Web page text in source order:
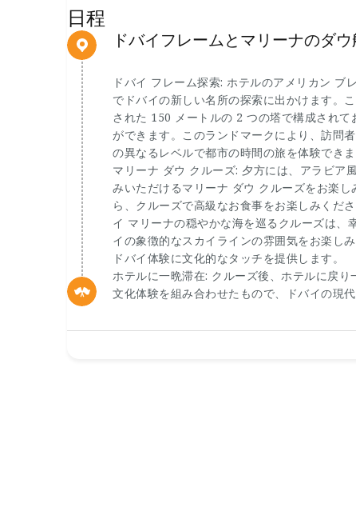
日程
ドバイフレームとマリーナのダ
ドバイ フレーム探索: ホテルのアメリカン
でドバイの新しい名所の探索に出かけます。
された 150 メートルの 2 つの塔で構成され
ができます。このランドマークにより、訪問
の異なるレベルで都市の時間の旅を体験できま
マリーナ ダウ クルーズ: 夕方には、アラビア
みいただけるマリーナ ダウ クルーズをお楽
ら、クルーズで高級なお食事をお楽しみくだ
イ マリーナの穏やかな海を巡るクルーズは、
イの象徴的なスカイラインの雰囲気をお楽し
ドバイ体験に文化的なタッチを提供します。
ホテルに一晩滞在: クルーズ後、ホテルに戻り
文化体験を組み合わせたもので、ドバイの現